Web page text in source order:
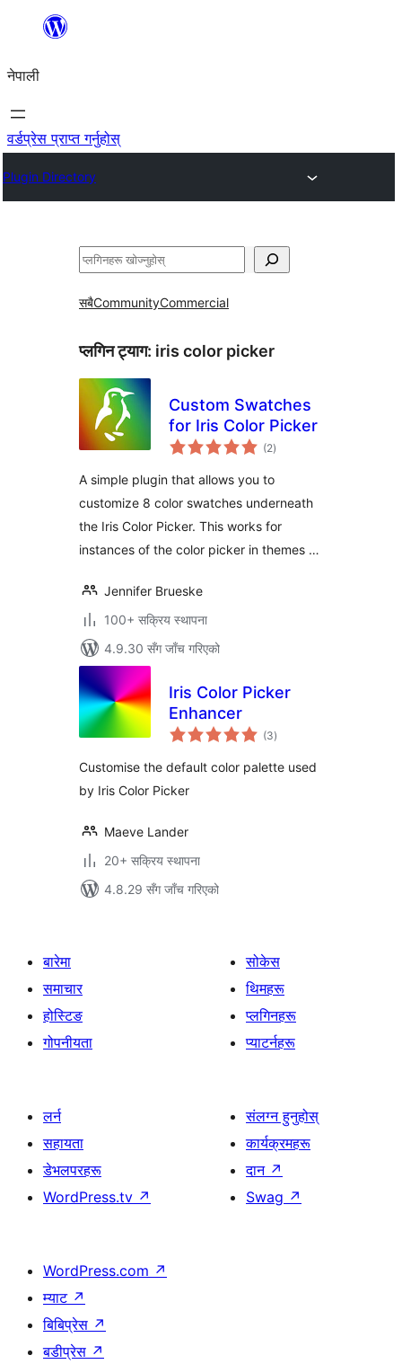
सामग्रीमा
नेपाली
वर्डप्रेस प्राप्त गर्नुहोस्
Plugin Directory
खोज्नुहोस्
सबैCommunityCommercial
प्लगिन ट्याग: iris color picker
Custom Swatches
for Iris Color Picker
(2कुल
रेटिङ्गहरू
)
A simple plugin that allows you to
customize 8 color swatches underneath
the Iris Color Picker. This works for
instances of the color picker in themes …
Jennifer Brueske
100+ सक्रिय स्थापना
4.9.30 सँग जाँच गरिएको
Iris Color Picker
Enhancer
(3कुल
रेटिङ्गहरू
)
Customise the default color palette used
by Iris Color Picker
Maeve Lander
20+ सक्रिय स्थापना
4.8.29 सँग जाँच गरिएको
बारेमा
समाचार
होस्टिङ
गोपनीयता
सोकेस
थिमहरू
प्लगिनहरू
प्याटर्नहरू
लर्न
सहायता
डेभलपरहरू
WordPress.tv ↗
संलग्न हुनुहोस्
कार्यक्रमहरू
दान ↗
Swag ↗
WordPress.com ↗
म्याट ↗
बिबिप्रेस ↗
बडीप्रेस ↗